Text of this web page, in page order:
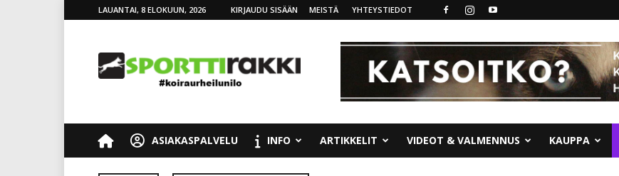
LAUANTAI, 8 ELOKUUN, 2026 KIRJAUDU SISÄÄN MEISTÄ YHTEYSTIEDOT
ASIAKASPALVELU INFO ARTIKKELIT VIDEOT & VALMENNUS KAUPPA